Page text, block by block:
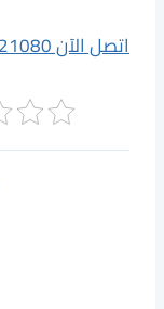
اتصل الآن 0541621080